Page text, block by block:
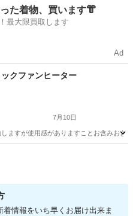
の他た着物、買います👘
最大限買取します
Ad
クファンヒーター
7月10日
ますが使用感がありますことお含みおき
情報をいち早くお届け出来ま